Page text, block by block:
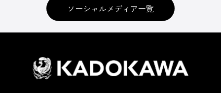
ソーシャルメディア一覧